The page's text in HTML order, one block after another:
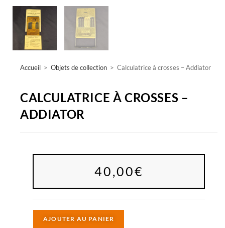
Accueil > Objets de collection > Calculatrice à crosses – Addiator
CALCULATRICE À CROSSES –
ADDIATOR
40,00€
AJOUTER AU PANIER